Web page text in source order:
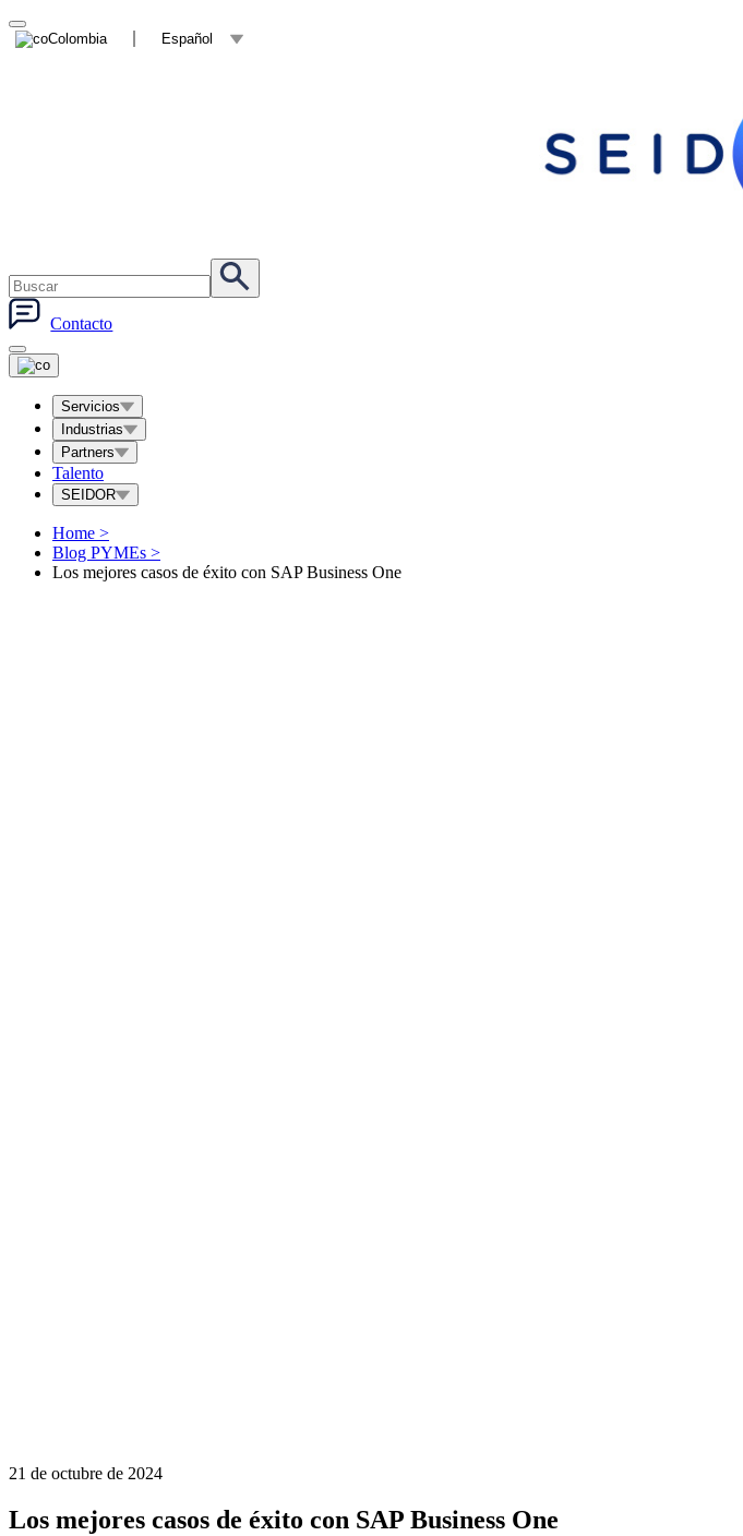
Colombia Español
Contacto
Servicios
Industrias
Partners
Talento
SEIDOR
Home >
Blog PYMEs >
Los mejores casos de éxito con SAP Business One
21 de octubre de 2024
Los mejores casos de éxito con SAP Business One